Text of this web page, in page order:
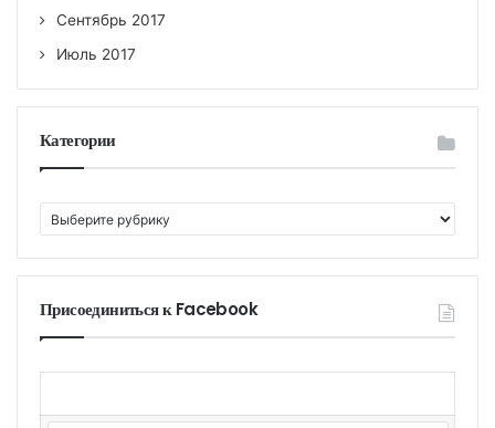
Сентябрь 2017
Июль 2017
Категории
а
т
г
и
Присоединиться к Facebook